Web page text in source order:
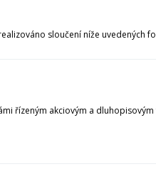
sloučení níže uvedených
řízeným akciovým a